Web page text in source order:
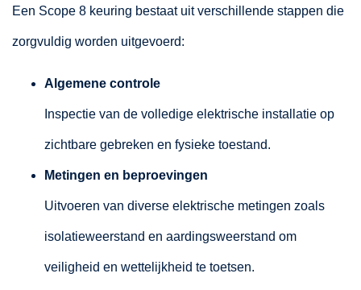
Een Scope 8 keuring bestaat uit verschillende stappen die
zorgvuldig worden uitgevoerd:
Algemene controle
Inspectie van de volledige elektrische installatie op
zichtbare gebreken en fysieke toestand.
Metingen en beproevingen
Uitvoeren van diverse elektrische metingen zoals
isolatieweerstand en aardingsweerstand om
veiligheid en wettelijkheid te toetsen.